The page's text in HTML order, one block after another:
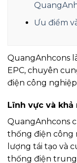
Ưu điểm
QuangAnhcons
EPC, chuyên
điện công
Lĩnh vực và
QuangAnhcons
thống điện công
lượng tái tạo và
thống điện trung